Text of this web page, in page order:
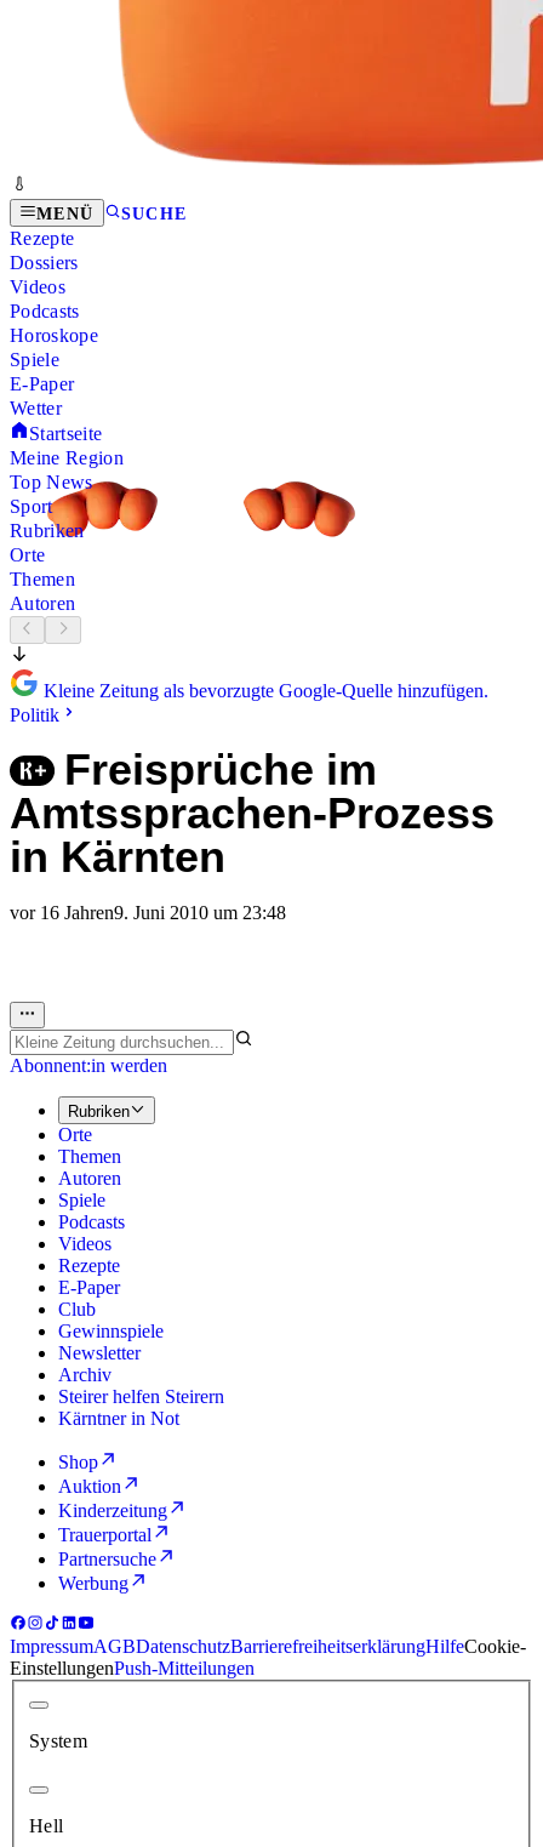
MENÜ SUCHE
Rezepte
Dossiers
Videos
Podcasts
Horoskope
Spiele
E-Paper
Wetter
Startseite
Meine Region
Top News
Sport
Rubriken
Orte
Themen
Autoren
Kleine Zeitung als bevorzugte Google-Quelle hinzufügen.
Politik
Freisprüche im
Amtssprachen-Prozess
in Kärnten
vor 16 Jahren9. Juni 2010 um 23:48
Abonnent:in werden
Rubriken
Orte
Themen
Autoren
Spiele
Podcasts
Videos
Rezepte
E-Paper
Club
Gewinnspiele
Newsletter
Archiv
Steirer helfen Steirern
Kärntner in Not
Shop
Auktion
Kinderzeitung
Trauerportal
Partnersuche
Werbung
ImpressumAGBDatenschutzBarrierefreiheitserklärungHilfeCookie-
EinstellungenPush-Mitteilungen
System
Hell